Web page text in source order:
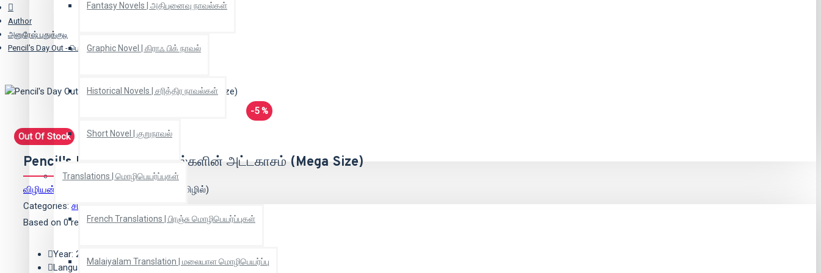
Fantasy Novels | அதிபுனைவு நாவல்கள்
Graphic Novel | கிராஃ பிக் நாவல்
Historical Novels | சரித்திர நாவல்கள்
Short Novel | குறுநாவல்
Translations | மொழிபெயர்ப்புகள்
French Translations | பிரஞ்சு மொழிபெயர்ப்புகள்
Malaiyalam Translation | மலையாள மொழிபெயர்ப்பு
Author
அனுரேஷ் புதுக்குடி
Pencil's Day Out - பென்சில்களின் அட்டகாசம் (Mega Size)
-5 %
Out Of Stock
Pencil's Day Out - பென்சில்களின் அட்டகாசம் (Mega Size)
விழியன்
(தமிழில்)
Categories: சிறுவர் கதை
Based on 0 reviews. - Write a review
Year: 2019
Language: தமிழ்